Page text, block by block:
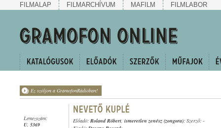
FILMALAP FILMARCHÍVUM MAFILM FILMLABOR
Ez szóljon a GramofonRádióban!
Lemezszám:
U. 5369
Előadó: Roland Róbert, ismeretlen zenész (zongora); Szerző: -